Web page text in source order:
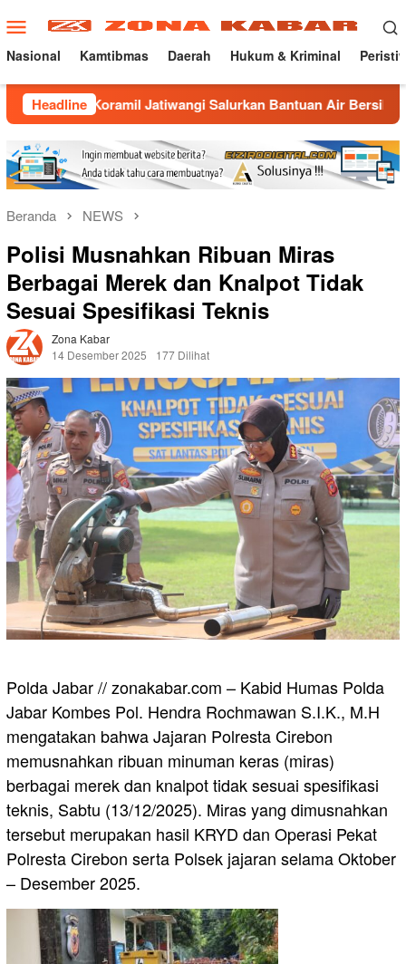
ke
konten
Menu
Mobile
Nasional Kamtibmas Daerah Hukum & Kriminal
Headline
Jatiwangi Salurkan Bantuan Air Bersih untuk Warga
Beranda NEWS
Polisi Musnahkan Ribuan Miras
Berbagai Merek dan Knalpot Tidak
Sesuai Spesifikasi Teknis
Zona Kabar
14 Desember 2025
177 Dilihat
Polda Jabar // zonakabar.com – Kabid Humas Polda
Jabar Kombes Pol. Hendra Rochmawan S.I.K., M.H
mengatakan bahwa Jajaran Polresta Cirebon
memusnahkan ribuan minuman keras (miras)
berbagai merek dan knalpot tidak sesuai spesifikasi
teknis, Sabtu (13/12/2025). Miras yang dimusnahkan
tersebut merupakan hasil KRYD dan Operasi Pekat
Polresta Cirebon serta Polsek jajaran selama Oktober
– Desember 2025.